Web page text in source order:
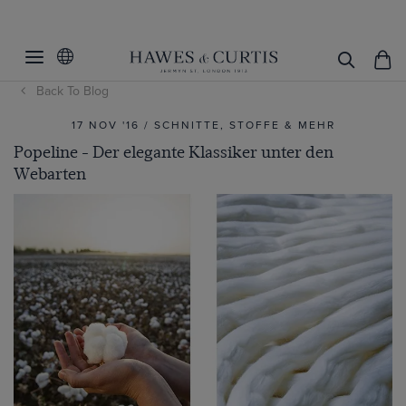
Back To Blog
17 NOV '16 / SCHNITTE, STOFFE & MEHR
Popeline - Der elegante Klassiker unter den
Webarten